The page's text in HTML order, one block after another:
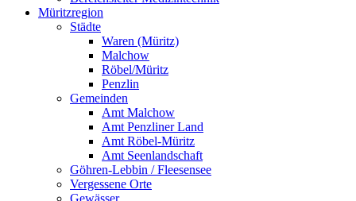
Müritzregion
Städte
Waren (Müritz)
Malchow
Röbel/Müritz
Penzlin
Gemeinden
Amt Malchow
Amt Penzliner Land
Amt Röbel-Müritz
Amt Seenlandschaft
Göhren-Lebbin / Fleesensee
Vergessene Orte
Gewässer